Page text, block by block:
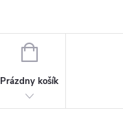
NÁKUPNÝ
Prázdny košík